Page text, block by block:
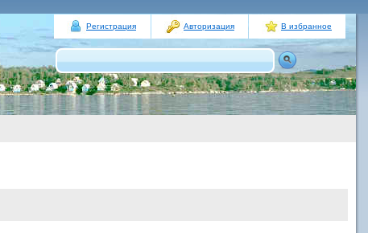
Регистрация Авторизация В избранное